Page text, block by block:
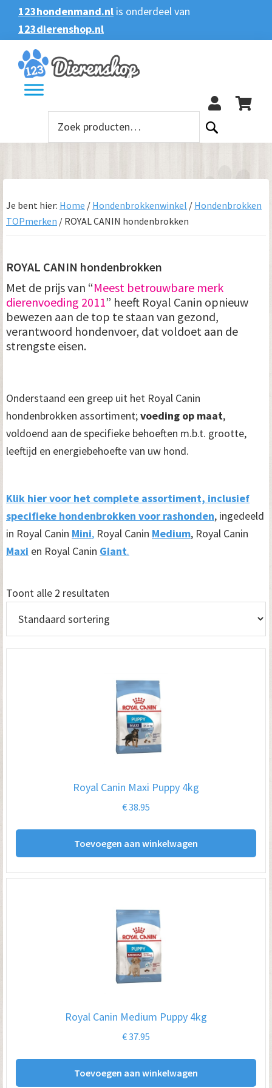
Spring
naar
de
hoofdnavigatie
Door
naar
de
hoofd
inhoud
Spring
naar
de
eerste
sidebar
Spring
naar
de
voettekst
123hondenmand.nl is onderdeel van
123dierenshop.nl
Zoeken
Zoeken
naar:
Je bent hier: Home / Hondenbrokkenwinkel / Hondenbrokken
TOPmerken / ROYAL CANIN hondenbrokken
ROYAL CANIN hondenbrokken
Met de prijs van “Meest betrouwbare merk
dierenvoeding 2011” heeft Royal Canin opnieuw
bewezen aan de top te staan van gezond,
verantwoord hondenvoer, dat voldoet aan de
strengste eisen.
Onderstaand een greep uit het Royal Canin
hondenbrokken assortiment;voeding op maat,
voldoend aan de specifieke behoeften m.b.t. grootte,
leeftijd en energiebehoefte van uw hond.
Klik hier voor het complete assortiment, inclusief
specifieke hondenbrokken voor rashonden, ingedeeld
in Royal Canin Mini, Royal Canin Medium, Royal Canin
Maxi en Royal Canin Giant.
Toont alle 2 resultaten
Royal Canin Maxi Puppy 4kg
€38.95
Toevoegen aan winkelwagen
Royal Canin Medium Puppy 4kg
€37.95
Toevoegen aan winkelwagen